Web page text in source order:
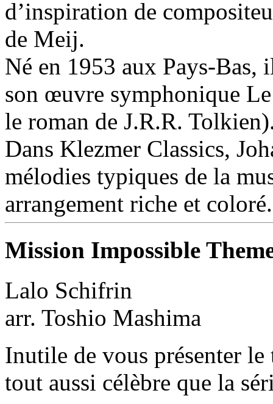
d’inspiration de
de Meij.
Né en 1953 aux Pays-Bas,
son œuvre symphonique
le roman de J.R.R.
Dans Klezmer Classics,
mélodies typiques de la
arrangement riche et coloré.
Mission Impossible
Lalo Schifrin
arr. Toshio Mashima
Inutile de vous présenter
tout aussi célèbre que la